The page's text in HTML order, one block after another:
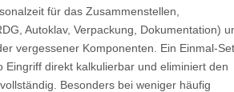
für das Zusammenstellen,
Autoklav, Verpackung, Dokumentation)
vergessener Komponenten. Ein Einmal-Set
Eingriff direkt kalkulierbar und eliminiert den
Besonders bei weniger häufig